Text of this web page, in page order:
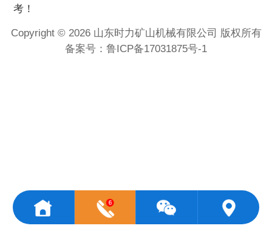
考！
Copyright © 2026 山东时力矿山机械有限公司 版权所有
备案号： 鲁ICP备17031875号-1